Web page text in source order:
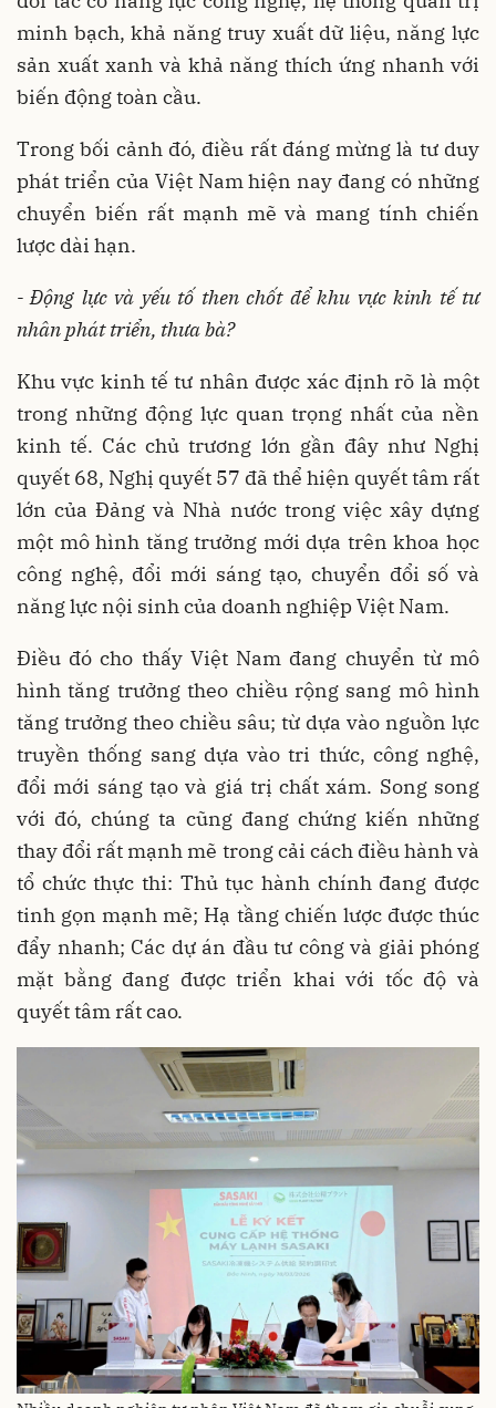
minh bạch, khả năng truy xuất dữ liệu, năng lực
sản xuất xanh và khả năng thích ứng nhanh với
biến động toàn cầu.
Trong bối cảnh đó, điều rất đáng mừng là tư duy
phát triển của Việt Nam hiện nay đang có những
chuyển biến rất mạnh mẽ và mang tính chiến
lược dài hạn.
- Động lực và yếu tố then chốt để khu vực kinh tế tư
nhân phát triển, thưa bà?
Khu vực kinh tế tư nhân được xác định rõ là một
trong những động lực quan trọng nhất của nền
kinh tế. Các chủ trương lớn gần đây như Nghị
quyết 68, Nghị quyết 57 đã thể hiện quyết tâm rất
lớn của Đảng và Nhà nước trong việc xây dựng
một mô hình tăng trưởng mới dựa trên khoa học
công nghệ, đổi mới sáng tạo, chuyển đổi số và
năng lực nội sinh của doanh nghiệp Việt Nam.
Điều đó cho thấy Việt Nam đang chuyển từ mô
hình tăng trưởng theo chiều rộng sang mô hình
tăng trưởng theo chiều sâu; từ dựa vào nguồn lực
truyền thống sang dựa vào tri thức, công nghệ,
đổi mới sáng tạo và giá trị chất xám. Song song
với đó, chúng ta cũng đang chứng kiến những
thay đổi rất mạnh mẽ trong cải cách điều hành và
tổ chức thực thi: Thủ tục hành chính đang được
tinh gọn mạnh mẽ; Hạ tầng chiến lược được thúc
đẩy nhanh; Các dự án đầu tư công và giải phóng
mặt bằng đang được triển khai với tốc độ và
quyết tâm rất cao.